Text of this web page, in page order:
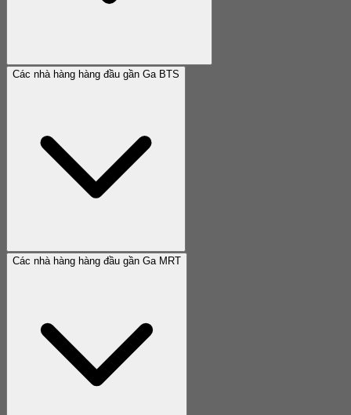
Các nhà hàng hàng đầu gần Ga BTS
Các nhà hàng hàng đầu gần Ga MRT